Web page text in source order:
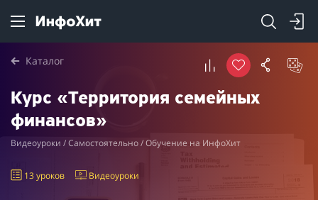
Каталог
Курс «Территория семейных
финансов»
Видеоуроки / Самостоятельно / Обучение на ИнфоХит
13 уроков Видеоуроки